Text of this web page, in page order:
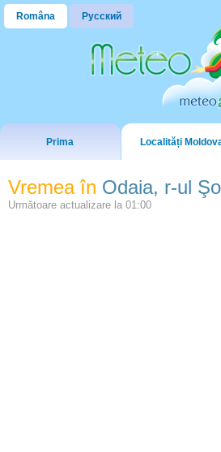
Româna Русский
Prima Localități
Vremea în Odaia, r-ul
Următoare actualizare la 01:00